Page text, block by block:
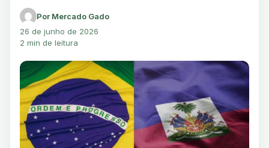
Por Mercado Gado
26 de junho de 2026
2 min de leitura